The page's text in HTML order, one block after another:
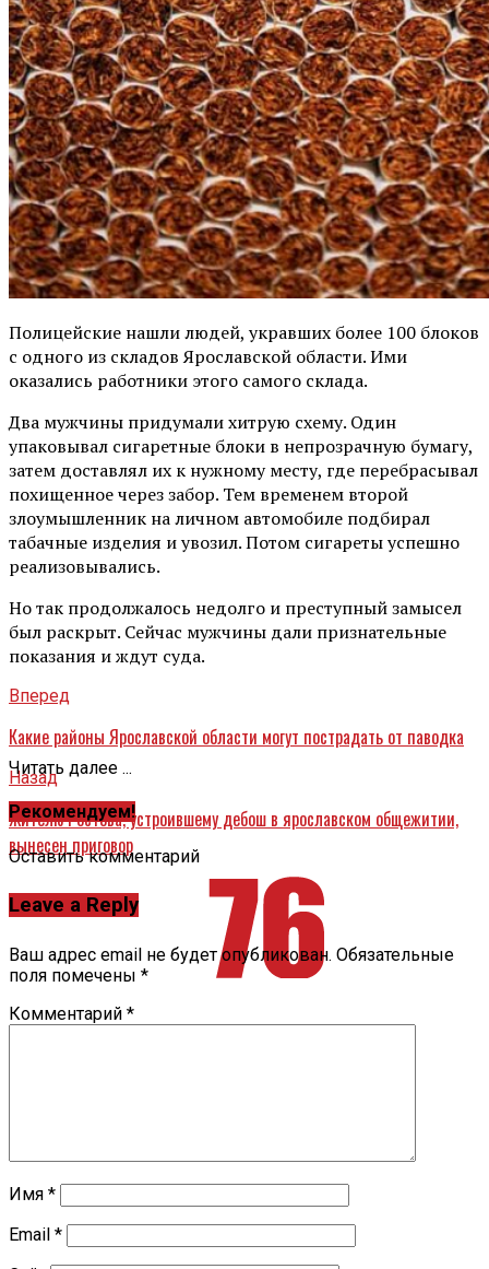
Полицейские нашли людей, укравших более 100 блоков
с одного из складов Ярославской области. Ими
оказались работники этого самого склада.
Два мужчины придумали хитрую схему. Один
упаковывал сигаретные блоки в непрозрачную бумагу,
затем доставлял их к нужному месту, где перебрасывал
похищенное через забор. Тем временем второй
злоумышленник на личном автомобиле подбирал
табачные изделия и увозил. Потом сигареты успешно
реализовывались.
Но так продолжалось недолго и преступный замысел
был раскрыт. Сейчас мужчины дали признательные
показания и ждут суда.
Вперед
Какие районы Ярославской области могут пострадать от паводка
Назад
Жителю Ростова, устроившему дебош в ярославском общежитии,
вынесен приговор
Читать далее ...
Рекомендуем!
Оставить комментарий
Leave a Reply
Ваш адрес email не будет опубликован. Обязательные
поля помечены *
Комментарий *
Имя *
Email *